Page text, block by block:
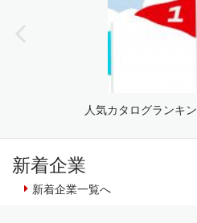
人気カタログランキ
新着企業
新着企業一覧へ